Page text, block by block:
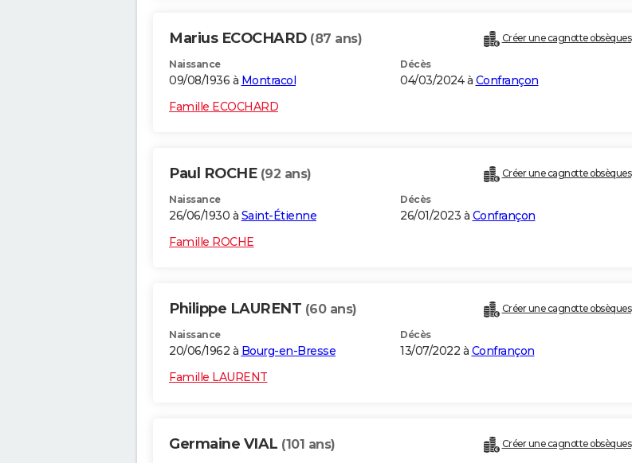
Marius ECOCHARD (87 ans) Créer une cagnotte obsèques
Naissance
09/08/1936 à Montracol
Décès
04/03/2024 à Confrançon
Famille ECOCHARD
Paul ROCHE (92 ans) Créer une cagnotte obsèques
Naissance
26/06/1930 à Saint-Étienne
Décès
26/01/2023 à Confrançon
Famille ROCHE
Philippe LAURENT (60 ans) Créer une cagnotte obsèques
Naissance
20/06/1962 à Bourg-en-Bresse
Décès
13/07/2022 à Confrançon
Famille LAURENT
Germaine VIAL (101 ans) Créer une cagnotte obsèques